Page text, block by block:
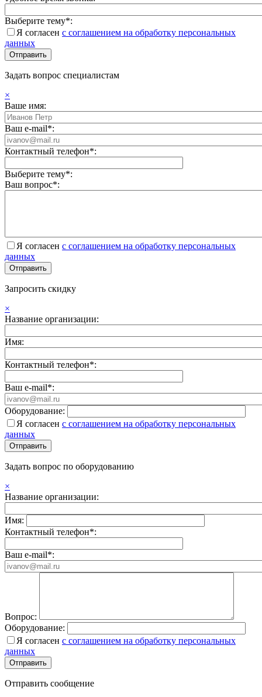
Выберите тему*:
Я согласен с соглашением на обработку персональных
данных
Задать вопрос специалистам
×
Ваше имя:
Ваш e-mail*:
Контактный телефон*:
Выберите тему*:
Ваш вопрос*:
Я согласен с соглашением на обработку персональных
данных
Запросить скидку
×
Название организации:
Имя:
Контактный телефон*:
Ваш e-mail*:
Оборудование:
Я согласен с соглашением на обработку персональных
данных
Задать вопрос по оборудованию
×
Название организации:
Имя:
Контактный телефон*:
Ваш e-mail*:
Вопрос:
Оборудование:
Я согласен с соглашением на обработку персональных
данных
Отправить сообщение